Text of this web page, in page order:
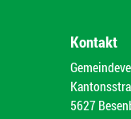
Kontakt
5627